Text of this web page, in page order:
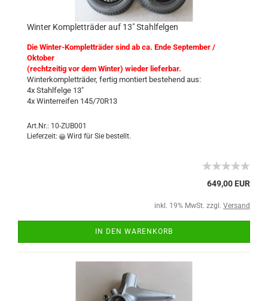
Winter Kompletträder auf 13" Stahlfelgen
Die Winter-Kompletträder sind ab ca. Ende September /
Oktober
(rechtzeitig vor dem Winter) wieder lieferbar.
Winterkompletträder, fertig montiert bestehend aus:
4x Stahlfelge 13"
4x Winterreifen 145/70R13
Art.Nr.: 10-ZUB001
Lieferzeit:
Wird für Sie bestellt.
649,00 EUR
inkl. 19% MwSt. zzgl. Versand
IN DEN WARENKORB